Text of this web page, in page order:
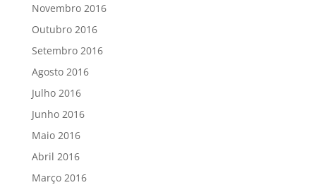
Novembro 2016
Outubro 2016
Setembro 2016
Agosto 2016
Julho 2016
Junho 2016
Maio 2016
Abril 2016
Março 2016